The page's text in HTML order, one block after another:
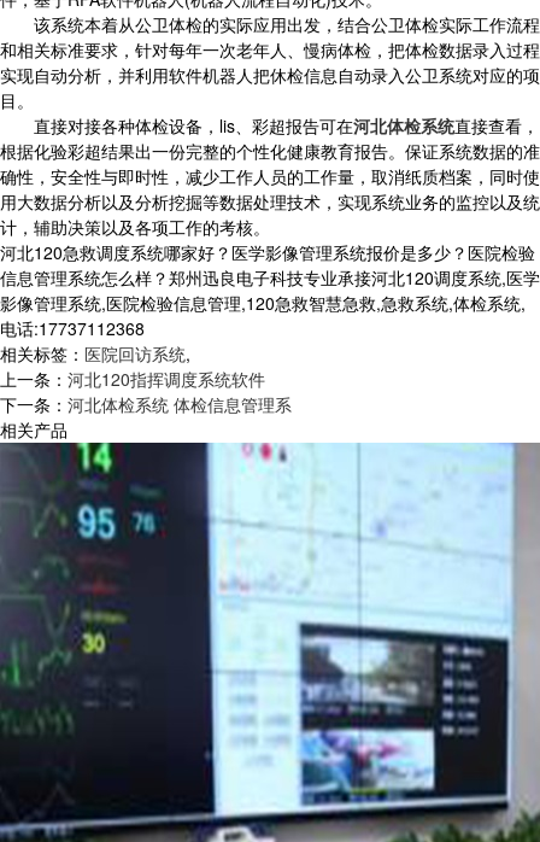
该系统本着从公卫体检的实际应用出发，结合公卫体检实际工作流程
和相关标准要求，针对每年一次老年人、慢病体检，把体检数据录入过程
实现自动分析，并利用软件机器人把休检信息自动录入公卫系统对应的项
目。
直接对接各种体检设备，lis、彩超报告可在河北体检系统直接查看，
根据化验彩超结果出一份完整的个性化健康教育报告。保证系统数据的准
确性，安全性与即时性，减少工作人员的工作量，取消纸质档案，同时使
用大数据分析以及分析挖掘等数据处理技术，实现系统业务的监控以及统
计，辅助决策以及各项工作的考核。
河北120急救调度系统哪家好？医学影像管理系统报价是多少？医院检验
信息管理系统怎么样？郑州迅良电子科技专业承接河北120调度系统,医学
影像管理系统,医院检验信息管理,120急救智慧急救,急救系统,体检系统,
电话:17737112368
相关标签： 医院回访系统,
上一条： 河北120指挥调度系统软件
下一条： 河北体检系统 体检信息管理系
相关产品